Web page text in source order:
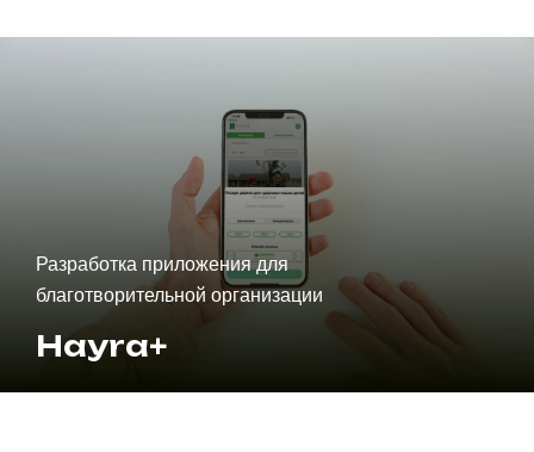
Разработка приложения для клининговой
компании
Ya Клинер